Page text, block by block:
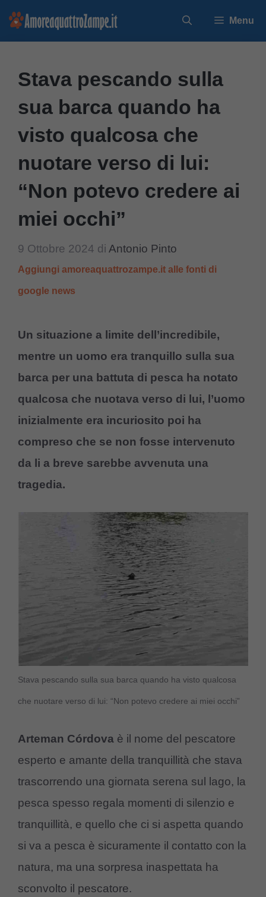
Vai
Menu
Stava pescando sulla
sua barca quando ha
visto qualcosa che
nuotare verso di lui:
“Non potevo credere ai
miei occhi”
9 Ottobre 2024 di Antonio Pinto
Aggiungi amoreaquattrozampe.it alle fonti di
google news
Un situazione a limite dell’incredibile,
mentre un uomo era tranquillo sulla sua
barca per una battuta di pesca ha notato
qualcosa che nuotava verso di lui, l’uomo
inizialmente era incuriosito poi ha
compreso che se non fosse intervenuto
da li a breve sarebbe avvenuta una
tragedia.
Stava pescando sulla sua barca quando ha visto qualcosa
che nuotare verso di lui: “Non potevo credere ai miei occhi”
Arteman Córdova è il nome del pescatore
esperto e amante della tranquillità che stava
trascorrendo una giornata serena sul lago, la
pesca spesso regala momenti di silenzio e
tranquillità, e quello che ci si aspetta quando
si va a pesca è sicuramente il contatto con la
natura, ma una sorpresa inaspettata ha
sconvolto il pescatore.